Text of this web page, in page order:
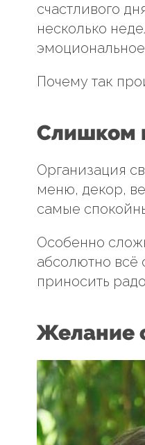
счастливого
несколько
Почему так
Слишком
Организация
меню, декор,
самые
Особенно
абсолютно всё
приносить
Желание